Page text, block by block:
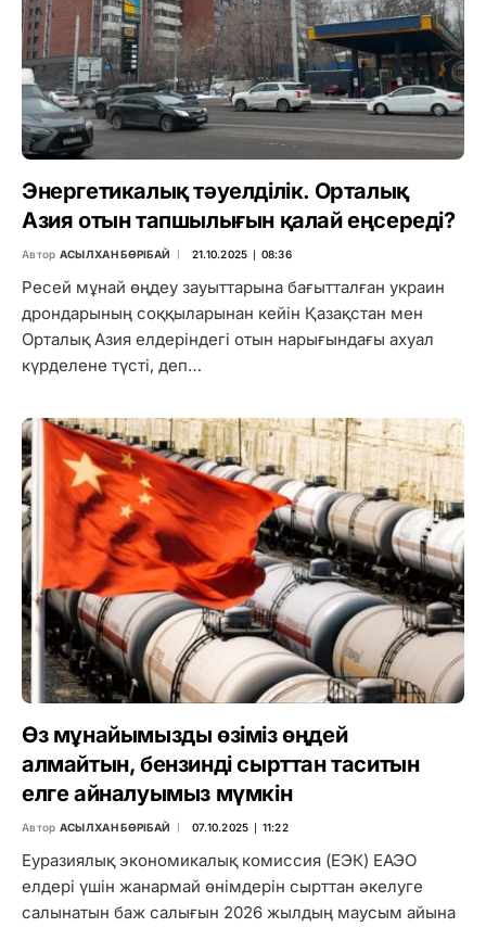
Энергетикалық тәуелділік. Орталық
Азия отын тапшылығын қалай еңсереді?
Автор АСЫЛХАН БӨРІБАЙ 21.10.2025 ∣ 08:36
Ресей мұнай өңдеу зауыттарына бағытталған украин
дрондарының соққыларынан кейін Қазақстан мен
Орталық Азия елдеріндегі отын нарығындағы ахуал
күрделене түсті, деп…
Өз мұнайымызды өзіміз өңдей
алмайтын, бензинді сырттан таситын
елге айналуымыз мүмкін
Автор АСЫЛХАН БӨРІБАЙ 07.10.2025 ∣ 11:22
Еуразиялық экономикалық комиссия (ЕЭК) ЕАЭО
елдері үшін жанармай өнімдерін сырттан әкелуге
салынатын баж салығын 2026 жылдың маусым айына